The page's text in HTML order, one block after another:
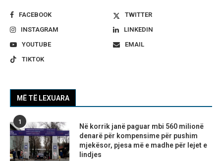
FACEBOOK
TWITTER
INSTAGRAM
LINKEDIN
YOUTUBE
EMAIL
TIKTOK
MË TË LEXUARA
1
Në korrik janë paguar mbi 560 milionë
denarë për kompensime për pushim
mjekësor, pjesa më e madhe për lejet e
lindjes